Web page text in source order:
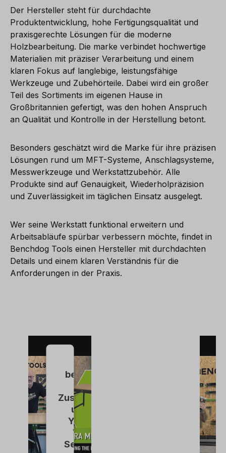
Der Hersteller steht für durchdachte
Produktentwicklung, hohe Fertigungsqualität und
praxisgerechte Lösungen für die moderne
Holzbearbeitung. Die marke verbindet hochwertige
Materialien mit präziser Verarbeitung und einem
klaren Fokus auf langlebige, leistungsfähige
Werkzeuge und Zubehörteile. Dabei wird ein großer
Teil des Sortiments im eigenen Hause in
Großbritannien gefertigt, was den hohen Anspruch
an Qualität und Kontrolle in der Herstellung betont.
Besonders geschätzt wird die Marke für ihre präzisen
Lösungen rund um MFT-Systeme, Anschlagsysteme,
Messwerkzeuge und Werkstattzubehör. Alle
Produkte sind auf Genauigkeit, Wiederholpräzision
und Zuverlässigkeit im täglichen Einsatz ausgelegt.
Wer seine Werkstatt funktional erweitern und
Arbeitsabläufe spürbar verbessern möchte, findet in
Benchdog Tools einen Hersteller mit durchdachten
Details und einem klaren Verständnis für die
Anforderungen in der Praxis.
Wir
benötigen
Ihre
Zustimmung,
um den
YouTube
Video-
Service zu